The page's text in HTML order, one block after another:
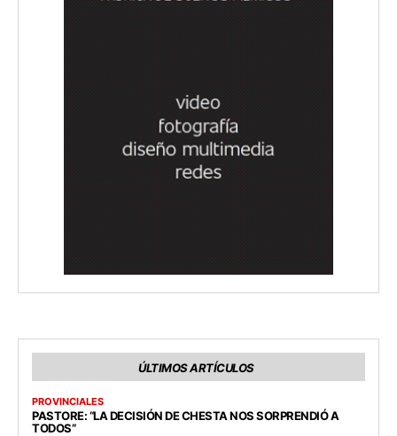
ÚLTIMOS ARTÍCULOS
PROVINCIALES
PASTORE: “LA DECISIÓN DE CHESTA NOS SORPRENDIÓ A
TODOS”